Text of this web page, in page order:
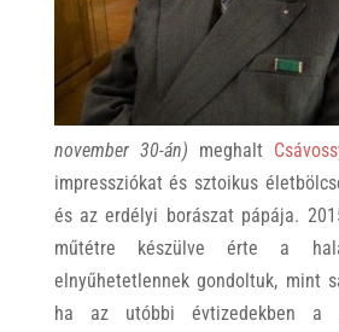
november 30-án) meghalt
impressziókat és sztoikus
és az erdélyi borászat pápája.
műtétre készülve érte a
elnyűhetetlennek gondoltuk, mint
ha az utóbbi évtizedekben a